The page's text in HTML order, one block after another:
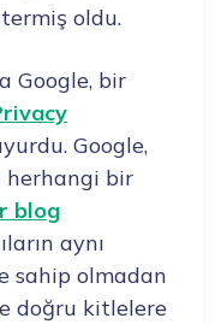
oldu.
Google, bir
Google,
herhangi bir
blog
aynı
sahip olmadan
doğru kitlelere